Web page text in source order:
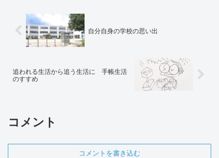
自分自身の学校の思い出
追われる生活から追う生活に 手帳生活
のすすめ
コメント
コメントを書き込む